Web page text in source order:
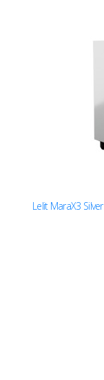
Lelit MaraX3 Silver